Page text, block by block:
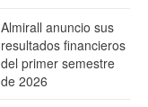
Almirall anuncio sus
resultados financieros
del primer semestre
de 2026